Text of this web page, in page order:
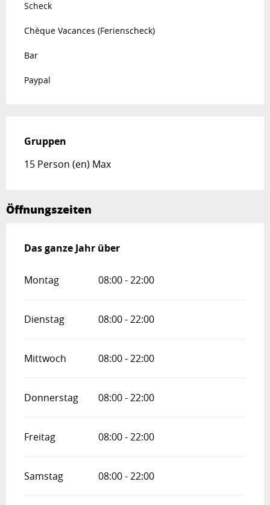
Scheck
Chèque Vacances (Ferienscheck)
Bar
Paypal
Gruppen
Gruppen
15 Person (en) Max
Öffnungszeiten
Das ganze Jahr über
Das ganze Jahr über
Montag 08:00 - 22:00
Dienstag 08:00 - 22:00
Mittwoch 08:00 - 22:00
Donnerstag 08:00 - 22:00
Freitag 08:00 - 22:00
Samstag 08:00 - 22:00